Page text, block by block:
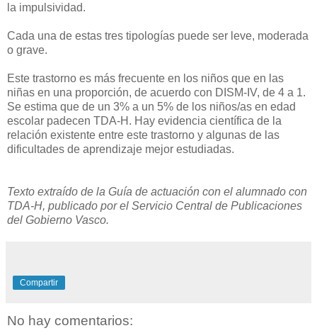
la impulsividad.
Cada una de estas tres tipologías puede ser leve, moderada
o grave.
Este trastorno es más frecuente en los niños que en las
niñas en una proporción, de acuerdo con DISM-IV, de 4 a 1.
Se estima que de un 3% a un 5% de los niños/as en edad
escolar padecen TDA-H. Hay evidencia científica de la
relación existente entre este trastorno y algunas de las
dificultades de aprendizaje mejor estudiadas.
Texto extraído de la Guía de actuación con el alumnado con
TDA-H, publicado por el Servicio Central de Publicaciones
del Gobierno Vasco.
Compartir
No hay comentarios: